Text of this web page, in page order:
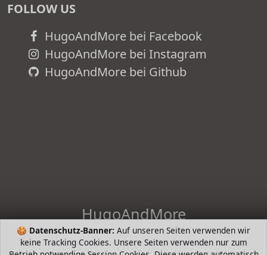
🍪 Datenschutz-Banner: Auf unseren Seiten verwenden wir
keine Tracking Cookies. Unsere Seiten verwenden nur zum
FOLLOW US
HugoAndMore bei Facebook
HugoAndMore bei Instagram
HugoAndMore bei Github
HugoAndMore
HugoAndHome - die intelligente Suche nach Bestsellern von
beliebten Markenherstellern. Hugo Boss, Tommy Hilfiger,